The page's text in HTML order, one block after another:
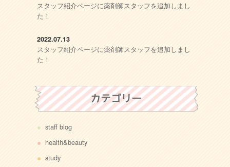
スタッフ紹介ページに薬剤師スタッフを追加しまし
た！
2022.07.13
スタッフ紹介ページに薬剤師スタッフを追加しまし
た！
カテゴリー
staff blog
health&beauty
study